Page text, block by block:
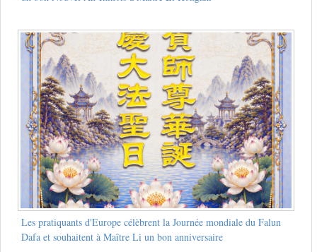
Les pratiquants d'Europe célèbrent la Journée mondiale du Falun
Dafa et souhaitent à Maître Li un bon anniversaire